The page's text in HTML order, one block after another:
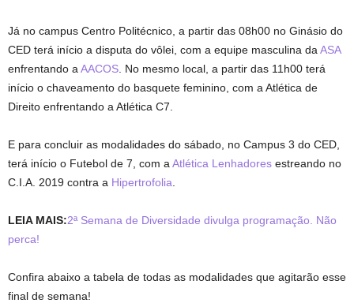
Já no campus Centro Politécnico, a partir das 08h00 no Ginásio do
CED terá início a disputa do vôlei, com a equipe masculina da ASA
enfrentando a AACOS . No mesmo local, a partir das 11h00 terá
início o chaveamento do basquete feminino, com a Atlética de
Direito enfrentando a Atlética C7.
E para concluir as modalidades do sábado, no Campus 3 do CED,
terá início o Futebol de 7, com a Atlética Lenhadores estreando no
C.I.A. 2019 contra a Hipertrofolia
LEIA MAIS:2ª Semana de Diversidade divulga programação. Não
perca!
Confira abaixo a tabela de todas as modalidades que agitarão esse
final de semana!